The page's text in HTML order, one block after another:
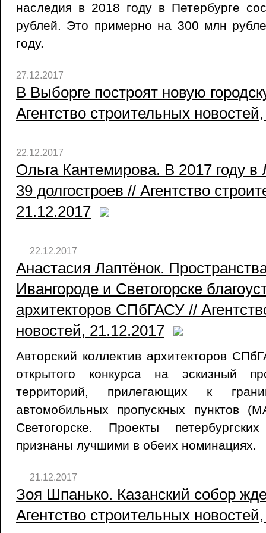
наследия в 2018 году в Петербурге
рублей. Это примерно на 300 млн
году.
27.12.2017
В Выборге построят новую
Агентство строительных
22.12.2017
Ольга Кантемирова. В 2017 году в
39 долгостроев // Агентство
21.12.2017
22.12.2017
Анастасия Лаптёнок.
Ивангороде и Светогорске
архитекторов СПбГАСУ //
новостей, 21.12.2017
Авторский коллектив архитекторов
открытого конкурса на эскизный
территорий, прилегающих к
автомобильных пропускных пунктов
Светогорске. Проекты
признаны лучшими в обеих номинациях.
21.12.2017
Зоя Шпанько. Казанский собор
Агентство строительных